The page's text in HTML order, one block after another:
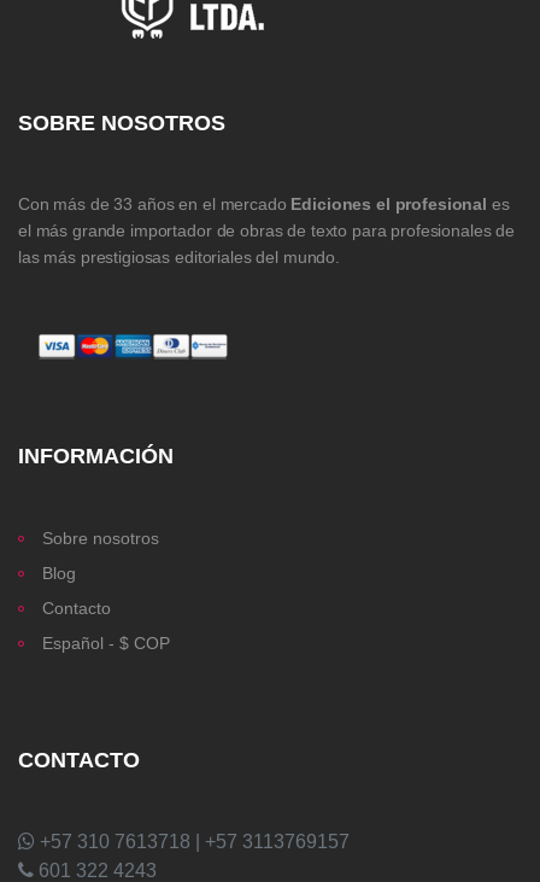
SOBRE NOSOTROS
Con más de 33 años en el mercado Ediciones el profesional es
el más grande importador de obras de texto para profesionales de
las más prestigiosas editoriales del mundo.
INFORMACIÓN
Sobre nosotros
Blog
Contacto
Español - $ COP
CONTACTO
+57 310 7613718 | +57 3113769157
601 322 4243